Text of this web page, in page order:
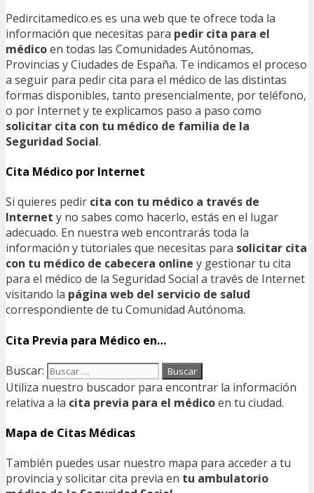
Pedircitamedico.es es una web que te ofrece toda la
información que necesitas para pedir cita para el
médicoen todas las Comunidades Autónomas,
Provincias y Ciudades de España. Te indicamos el proceso
a seguir para pedir cita para el médico de las distintas
formas disponibles, tanto presencialmente, por teléfono,
o por Internet y te explicamos paso a paso como
solicitar cita con tu médico de familia de la
Seguridad Social.
Cita Médico por Internet
Si quieres pedir cita con tu médico a través de
Internet y no sabes como hacerlo, estás en el lugar
adecuado. En nuestra web encontrarás toda la
información y tutoriales que necesitas para solicitar cita
con tu médico de cabecera online y gestionar tu cita
para el médico de la Seguridad Social a través de Internet
visitando la página web del servicio de salud
correspondiente de tu Comunidad Autónoma.
Cita Previa para Médico en…
Buscar:
Utiliza nuestro buscador para encontrar la información
relativa a la cita previa para el médicoen tu ciudad.
Mapa de Citas Médicas
También puedes usar nuestro mapa para acceder a tu
provincia y solicitar cita previa en tu ambulatorio